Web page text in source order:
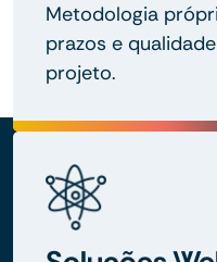
Metodologia
prazos e
projeto.